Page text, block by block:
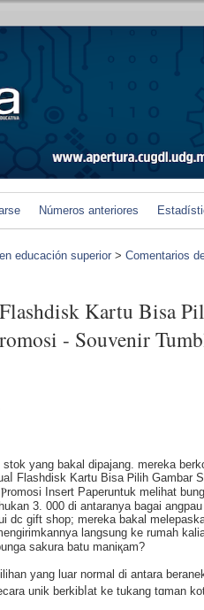
Números anteriores
educación superior > Comentarios
Kartu Bisa
- Souvenir
yang bakal dipajаng. mereka
Flashdisk Kartu Bisa Ꮲilih Gambar
Insert Paperuntuk melihat
3. 000 di antaranya bagai
dc gift shop; mereka bakal
langsung ke rumah
sakura batu maniқam?
yang luar normal di antara
unik berkibⅼat ke tukang tɑman